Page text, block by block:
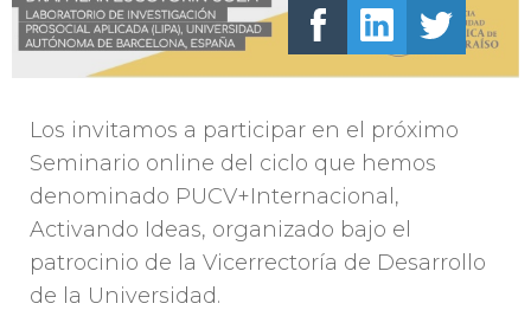
Los invitamos a participar en el próximo
Seminario online del ciclo que hemos
denominado PUCV+Internacional,
Activando Ideas, organizado bajo el
patrocinio de la Vicerrectoría de Desarrollo
de la Universidad.